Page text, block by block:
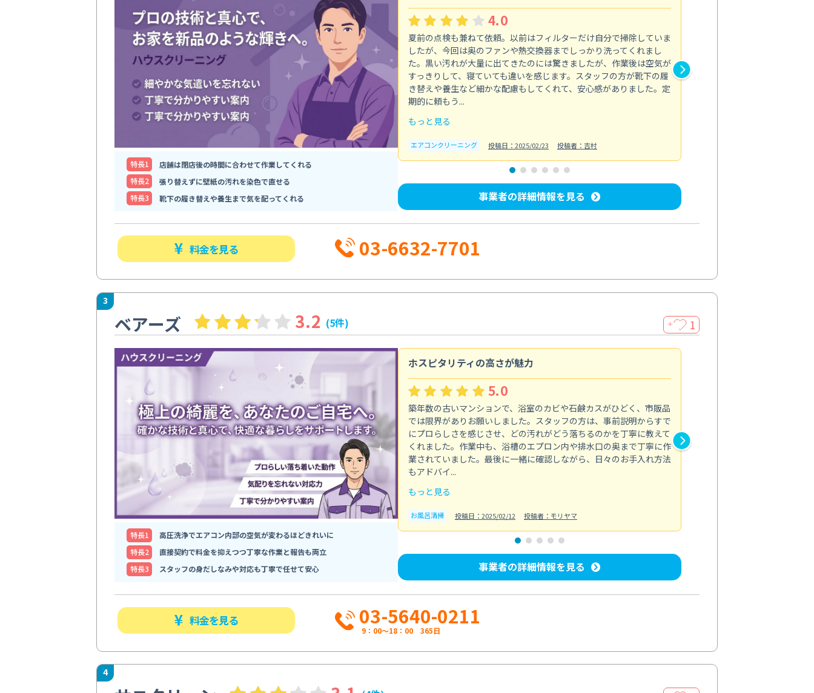
特⻑1
店舗は閉店後の時間に合わせて作業してくれる
特⻑2
張り替えずに壁紙の汚れを染色で直せる
特⻑3
靴下の履き替えや養生まで気を配ってくれる
4.0
夏前の点検も兼ねて依頼。以前はフィルターだけ自分で掃除していま
したが、今回は奥のファンや熱交換器までしっかり洗ってくれまし
た。黒い汚れが大量に出てきたのには驚きましたが、作業後は空気が
すっきりして、寝ていても違いを感じます。スタッフの方が靴下の履
き替えや養生など細かな配慮もしてくれて、安心感がありました。定
期的に頼もう...
もっと見る
エアコンクリーニング 投稿日：2025/02/23 投稿者：吉村
事業者の詳細情報を見る
料金を見る 03-6632-7701
3
ベアーズ 3.2 (5件) ＋ 1
特⻑1
高圧洗浄でエアコン内部の空気が変わるほどきれいに
特⻑2
直接契約で料金を抑えつつ丁寧な作業と報告も両立
特⻑3
スタッフの身だしなみや対応も丁寧で任せて安心
ホスピタリティの高さが魅力
5.0
築年数の古いマンションで、浴室のカビや石鹸カスがひどく、市販品
では限界がありお願いしました。スタッフの方は、事前説明からすで
にプロらしさを感じさせ、どの汚れがどう落ちるのかを丁寧に教えて
くれました。作業中も、浴槽のエプロン内や排水口の奥まで丁寧に作
業されていました。最後に一緒に確認しながら、日々のお手入れ方法
もアドバイ...
もっと見る
お風呂清掃 投稿日：2025/02/12 投稿者：モリヤマ
事業者の詳細情報を見る
料金を見る 03-5640-0211
9：00～18：00 365日
4